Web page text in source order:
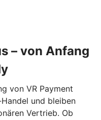
– von Anfang
von VR Payment
und bleiben
Vertrieb. Ob